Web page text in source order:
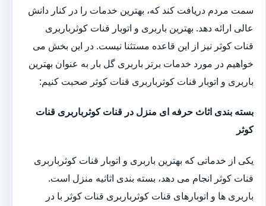
سمت مردم دریافت کند که، بهترین خدمات را در کنار دانش
عالی ارائه دهد. بهترین باربری و اتوبار قنات کوثرباربری
قنات کوثر نیز از این قاعده مستثنا نیست. در این بخش می
خواهیم در مورد خدمات برتر باربری گل بار به عنوان بهترین
باربری و اتوبار قنات کوثرباربری قنات کوثر صحبت کنیم:
بسته بندی اثاث حرفه ای منزل در قنات کوثرباربری قنات
کوثر
یکی از خدماتی که بهترین باربری و اتوبار قنات کوثرباربری
قنات کوثر انجام می دهد، بسته بندی اثاثیه منزل است.
باربری ها و اتوبارهای قنات کوثرباربری قنات کوثر با در